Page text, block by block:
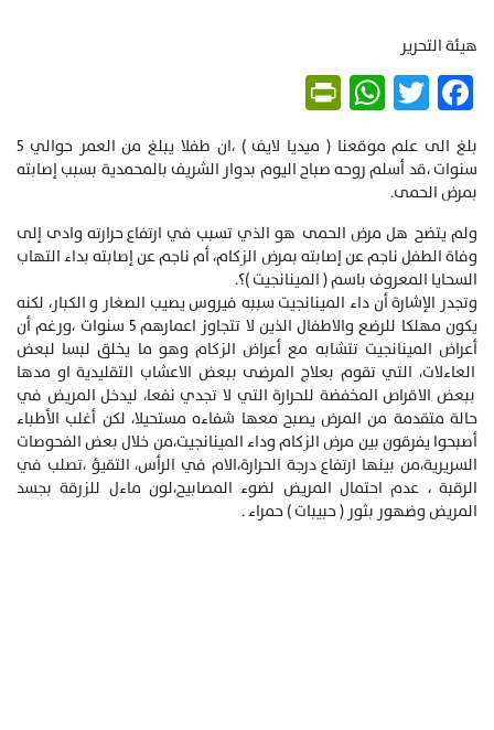
هيئة التحرير
Facebook
Twitter
WhatsApp
بلغ الى علم موقعنا ( ميديا لايف ) ،ان طفلا يبلغ من العمر حوالي 5
سنوات ،قد أسلم روحه صباح اليوم بدوار الشريف بالمحمدية بسبب إصابته
بمرض الحمى.
ولم يتضح هل مرض الحمى هو الذي تسبب في ارتفاع حرارته وادى إلى
وفاة الطفل ناجم عن إصابته بمرض الزكام، أم ناجم عن إصابته بداء التهاب
السحايا المعروف باسم ( المينانجيت )؟.
وتجدر الإشارة أن داء المينانجيت سببه فيروس يصيب الصغار و الكبار، لكنه
يكون مهلكا للرضع والاطفال الذين لا تتجاوز اعمارهم 5 سنوات ،ورغم أن
أعراض المينانجيت تتشابه مع أعراض الزكام وهو ما يخلق لبسا لبعض
العاءلات، التي تقوم بعلاج المرضى ببعض الاعشاب التقليدية او مدها
ببعض الاقراص المخفضة للحرارة التي لا تجدي نفعا، ليدخل المريض في
حالة متقدمة من المرض يصبح معها شفاءه مستحيلا، لكن أغلب الأطباء
أصبحوا يفرقون بين مرض الزكام وداء المينانجيت،من خلال بعض الفحوصات
السريرية،من بينها ارتفاع درجة الحرارة،الام في الرأس، التقيؤ ،تصلب في
الرقبة ، عدم احتمال المريض لضوء المصابيح،لون ماءل للزرقة بجسد
المريض وضهور بثور ( حبيبات ) حمراء .